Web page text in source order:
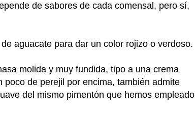
de sabores de cada comensal, pero sí,
aguacate para dar un color rojizo o verdoso.
molida y muy fundida, tipo a una crema
de perejil por encima, también admite
del mismo pimentón que hemos empleado